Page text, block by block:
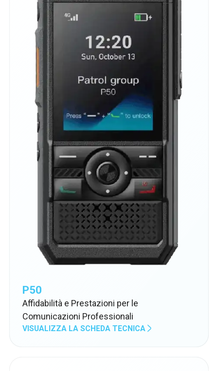
P50
Affidabilità e Prestazioni per le
Comunicazioni Professionali
VISUALIZZA LA SCHEDA TECNICA